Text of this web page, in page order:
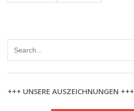
+++ UNSERE AUSZEICHNUNGEN +++